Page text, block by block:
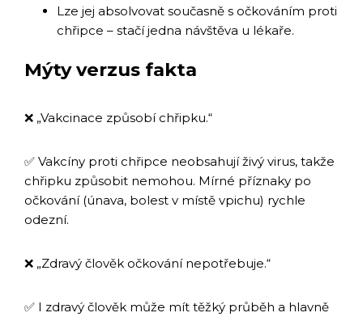
Lze jej absolvovat současně s očkováním proti
chřipce – stačí jedna návštěva u lékaře.
Mýty verzus fakta
❌ „Vakcinace způsobí chřipku.“
✅ Vakcíny proti chřipce neobsahují živý virus, takže
chřipku způsobit nemohou. Mírné příznaky po
očkování (únava, bolest v místě vpichu) rychle
odezní.
❌ „Zdravý člověk očkování nepotřebuje.“
✅ I zdravý člověk může mít těžký průběh a hlavně